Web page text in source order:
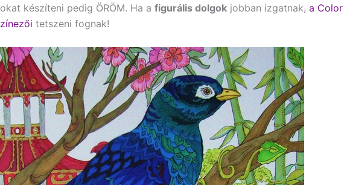
készíteni pedig ÖRÖM. Ha a figurális dolgok jobban izgatnak, a Color
tetszeni fognak!